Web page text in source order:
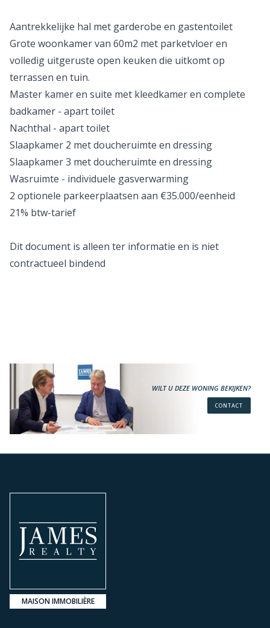
Aantrekkelijke hal met garderobe en gastentoilet
Grote woonkamer van 60m2 met parketvloer en
volledig uitgeruste open keuken die uitkomt op
terrassen en tuin.
Master kamer en suite met kleedkamer en complete
badkamer - apart toilet
Nachthal - apart toilet
Slaapkamer 2 met doucheruimte en dressing
Slaapkamer 3 met doucheruimte en dressing
Wasruimte - individuele gasverwarming
2 optionele parkeerplaatsen aan €35.000/eenheid
21% btw-tarief
Dit document is alleen ter informatie en is niet
contractueel bindend
WILT U DEZE WONING BEKIJKEN?
CONTACT
MAISON IMMOBILIÈRE